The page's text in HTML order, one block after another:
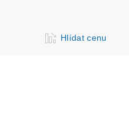
Hlídat cenu